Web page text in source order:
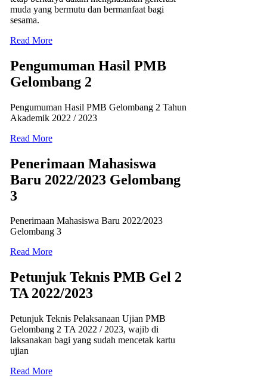
muda yang bermutu dan bermanfaat bagi
sesama.
Read More
Pengumuman Hasil PMB
Gelombang 2
Pengumuman Hasil PMB Gelombang 2 Tahun
Akademik 2022 / 2023
Read More
Penerimaan Mahasiswa
Baru 2022/2023 Gelombang
3
Penerimaan Mahasiswa Baru 2022/2023
Gelombang 3
Read More
Petunjuk Teknis PMB Gel 2
TA 2022/2023
Petunjuk Teknis Pelaksanaan Ujian PMB
Gelombang 2 TA 2022 / 2023, wajib di
laksanakan bagi yang sudah mencetak kartu
ujian
Read More